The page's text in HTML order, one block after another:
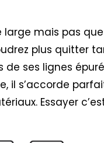
mais pas que
plus quitter
ses lignes
il s’accorde
Essayer